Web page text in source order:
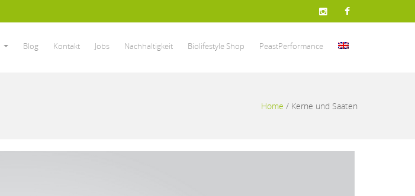
Blog Kontakt Jobs Nachhaltigkeit Biolifestyle Shop PeastPerformance
Home / Kerne und Saaten